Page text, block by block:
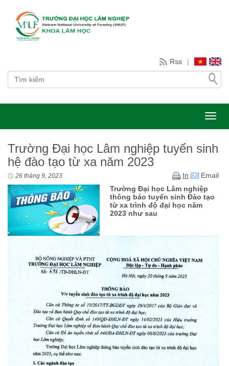
Rss |
Trường Đại học Lâm nghiệp tuyển sinh
hệ đào tạo từ xa năm 2023
26 tháng 9, 2023 In
Email
Trường Đại học Lâm nghiệp
thông báo tuyển sinh Đào tạo
từ xa trình độ đại học năm
2023 như sau